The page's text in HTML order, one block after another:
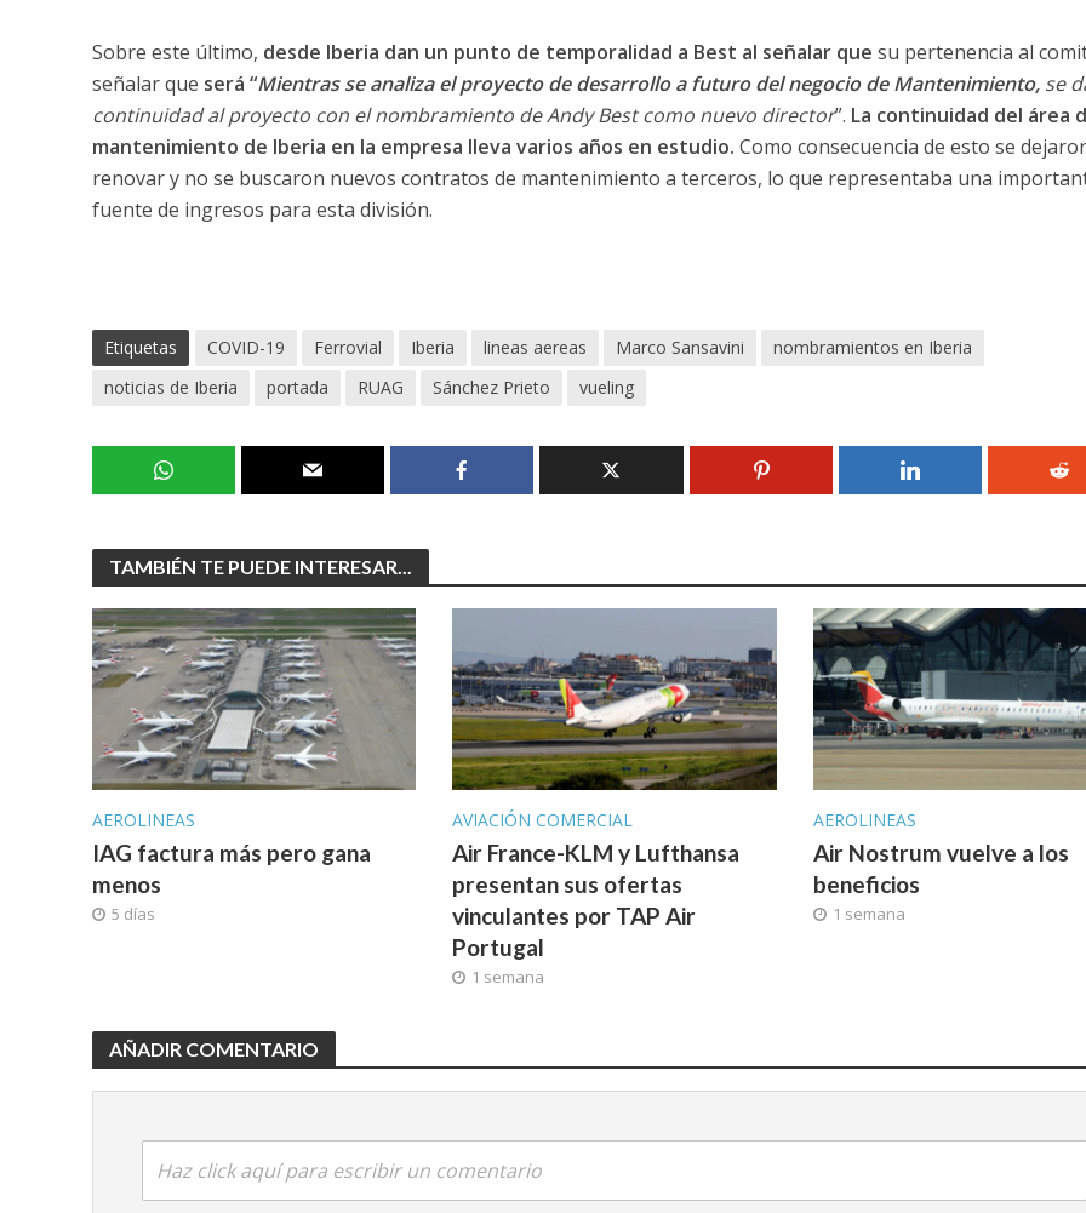
Sobre este último, desde Iberia dan un punto de temporalidad a Best al señalar que su pertenencia al
señalar que será “Mientras se analiza el proyecto de desarrollo a futuro del negocio de Mantenimiento,se
continuidad al proyecto con el nombramiento de Andy Best como nuevo director”. La continuidad del área
mantenimiento de Iberia en la empresa lleva varios años en estudio. Como consecuencia de esto se
renovar y no se buscaron nuevos contratos de mantenimiento a terceros, lo que representaba una
fuente de ingresos para esta división.
Etiquetas COVID-19 Ferrovial Iberia lineas aereas Marco Sansavini
nombramientos en Iberia
noticias de Iberia
portada RUAG Sánchez Prieto vueling
TAMBIÉN TE PUEDE INTERESAR...
AEROLINEAS
IAG factura más pero gana
menos
5 días
AVIACIÓN COMERCIAL
Air France-KLM y Lufthansa
presentan sus ofertas
vinculantes por TAP Air
Portugal
1 semana
AEROLINEAS
Air Nostrum vuelve a los
beneficios
1 semana
AÑADIR COMENTARIO
Haz click aquí para escribir un comentario